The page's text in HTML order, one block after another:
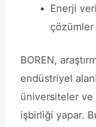
Enerji
çözümler
BOREN,
endüstriyel
üniversiteler ve
işbirliği yapar.